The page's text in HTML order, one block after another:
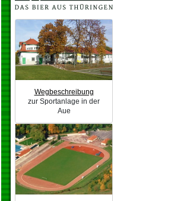
Wegbeschreibung
zur Sportanlage in der
Aue